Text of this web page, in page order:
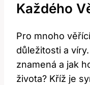
Každého
Pro mnoho
důležitosti a
znamená a jak
života? Kříž je